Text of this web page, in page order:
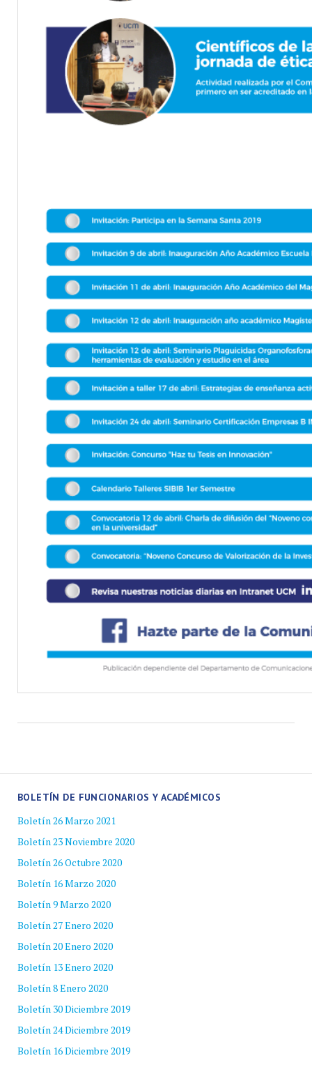
BOLETÍN DE FUNCIONARIOS Y ACADÉMICOS
Boletín 26 Marzo 2021
Boletín 23 Noviembre 2020
Boletín 26 Octubre 2020
Boletín 16 Marzo 2020
Boletín 9 Marzo 2020
Boletín 27 Enero 2020
Boletín 20 Enero 2020
Boletín 13 Enero 2020
Boletín 8 Enero 2020
Boletín 30 Diciembre 2019
Boletín 24 Diciembre 2019
Boletín 16 Diciembre 2019